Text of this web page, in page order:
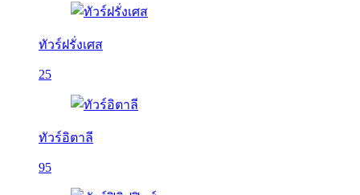
ทัวร์ฝรั่งเศส
25
ทัวร์อิตาลี
95